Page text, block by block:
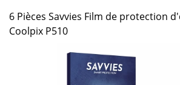
6 Pièces Savvies Film de protection
Coolpix P510